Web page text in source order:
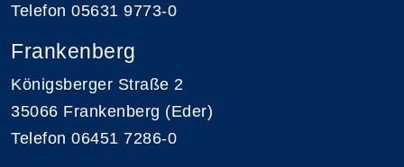
Telefon 05631 9773-0
Frankenberg
Königsberger Straße 2
35066 Frankenberg (Eder)
Telefon 06451 7286-0